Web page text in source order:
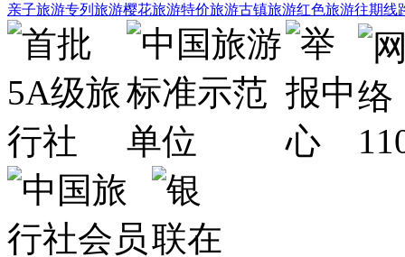
亲子旅游专列旅游樱花旅游特价旅游古镇旅游红色旅游往期线